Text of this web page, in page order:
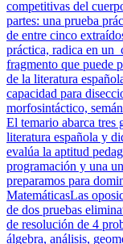
competitivas del
partes: una prueba
de entre cinco
práctica, radica en un
fragmento que puede
de la literatura
capacidad para
morfosintáctico,
El temario abarca tres
literatura española y
evalúa la aptitud
programación y una
preparamos para
MatemáticasLas
de dos pruebas
de resolución de 4
álgebra, análisis,